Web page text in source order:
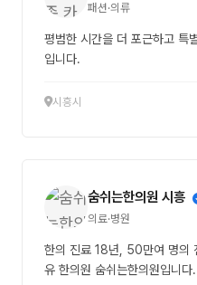
패션·의류
평범한 시간을 더 포근하고 특
입니다.
시흥시
숨쉬는한의원 시흥
의료·병원
한의 진료 18년, 50만여 명의
유 한의원 숨쉬는한의원입니다.